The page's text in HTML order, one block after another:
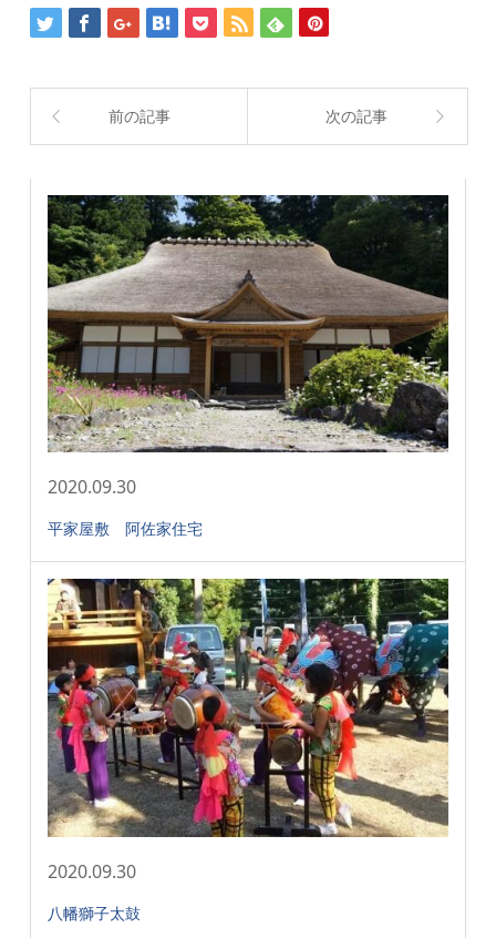
前の記事 次の記事
2020.09.30
平家屋敷 阿佐家住宅
2020.09.30
八幡獅子太鼓